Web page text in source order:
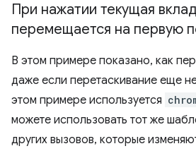
При нажатии текущая
перемещается на первую
В этом примере показано, как
даже если перетаскивание еще
этом примере используется
можете использовать тот же
других вызовов, которые